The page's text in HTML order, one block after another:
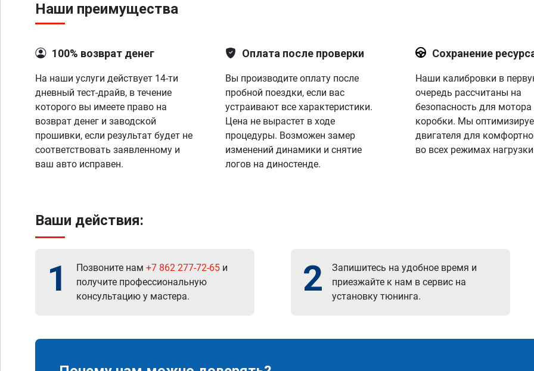
Наши преимущества
100% возврат денег
На наши услуги действует 14-ти
дневный тест-драйв, в течение
которого вы имеете право на
возврат денег и заводской
прошивки, если результат будет не
соответствовать заявленному и
ваш авто исправен.
Оплата после проверки
Вы производите оплату после
пробной поездки, если вас
устраивают все характеристики.
Цена не вырастет в ходе
процедуры. Возможен замер
изменений динамики и снятие
логов на диностенде.
Сохранение
Наши калибровки в
очередь рассчитаны на
безопасность для мотора
коробки. Мы
двигателя для
во всех режимах
Ваши действия:
1 Позвоните нам +7 862 277-72-65 и
получите профессиональную
консультацию у мастера.
2
Запишитесь на удобное время и
приезжайте к нам в сервис на
установку тюнинга.